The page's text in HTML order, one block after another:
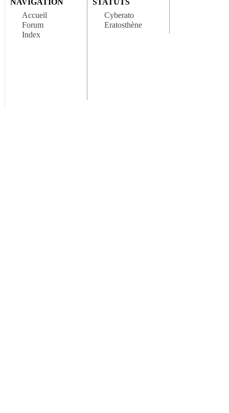
Accueil
Forum
Index
Cyberato
Eratosthène